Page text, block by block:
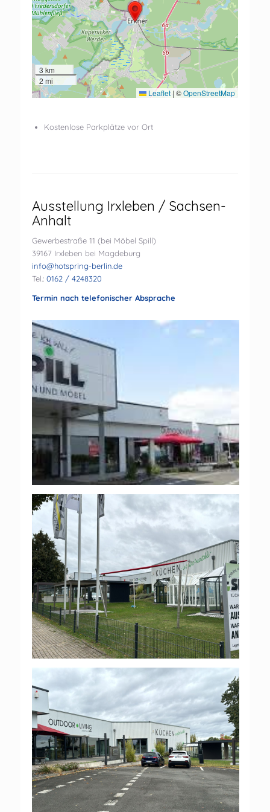
3 km
2 mi
Leaflet | ©OpenStreetMap
Kostenlose Parkplätze vor Ort
Ausstellung Irxleben / Sachsen-
Anhalt
Gewerbestraße 11 (bei Möbel Spill)
39167 Irxleben bei Magdeburg
info@hotspring-berlin.de
Tel.: 0162 / 4248320
Termin nach telefonischer Absprache